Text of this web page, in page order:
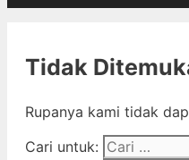
Tidak
Rupanya kami tidak
Cari untuk: